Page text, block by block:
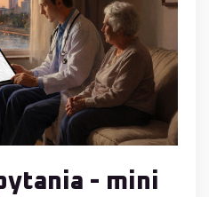
- mini